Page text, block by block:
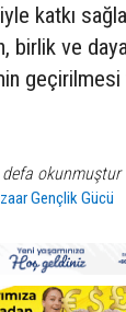
katkı
birlik ve
okunmuştur
Gençlik Gücü